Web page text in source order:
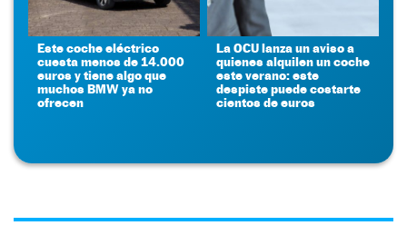
Este coche eléctrico
cuesta menos de 14.000
euros y tiene algo que
muchos BMW ya no
ofrecen
La OCU lanza un aviso a
quienes alquilen un coche
este verano: este
despiste puede costarte
cientos de euros